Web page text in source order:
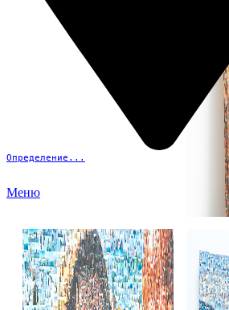
Определение...
Меню